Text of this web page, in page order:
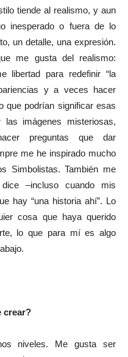
tiende al realismo, y aun
inesperado o fuera de lo
un detalle, una expresión.
me gusta del realismo:
libertad para redefinir “la
y a veces hacer
que podrían significar esas
imágenes misteriosas,
preguntas que dar
me he inspirado mucho
Simbolistas. También me
–incluso cuando mis
hay “una historia ahí”. Lo
cosa que haya querido
lo que para mí es algo
crear?
niveles. Me gusta ser